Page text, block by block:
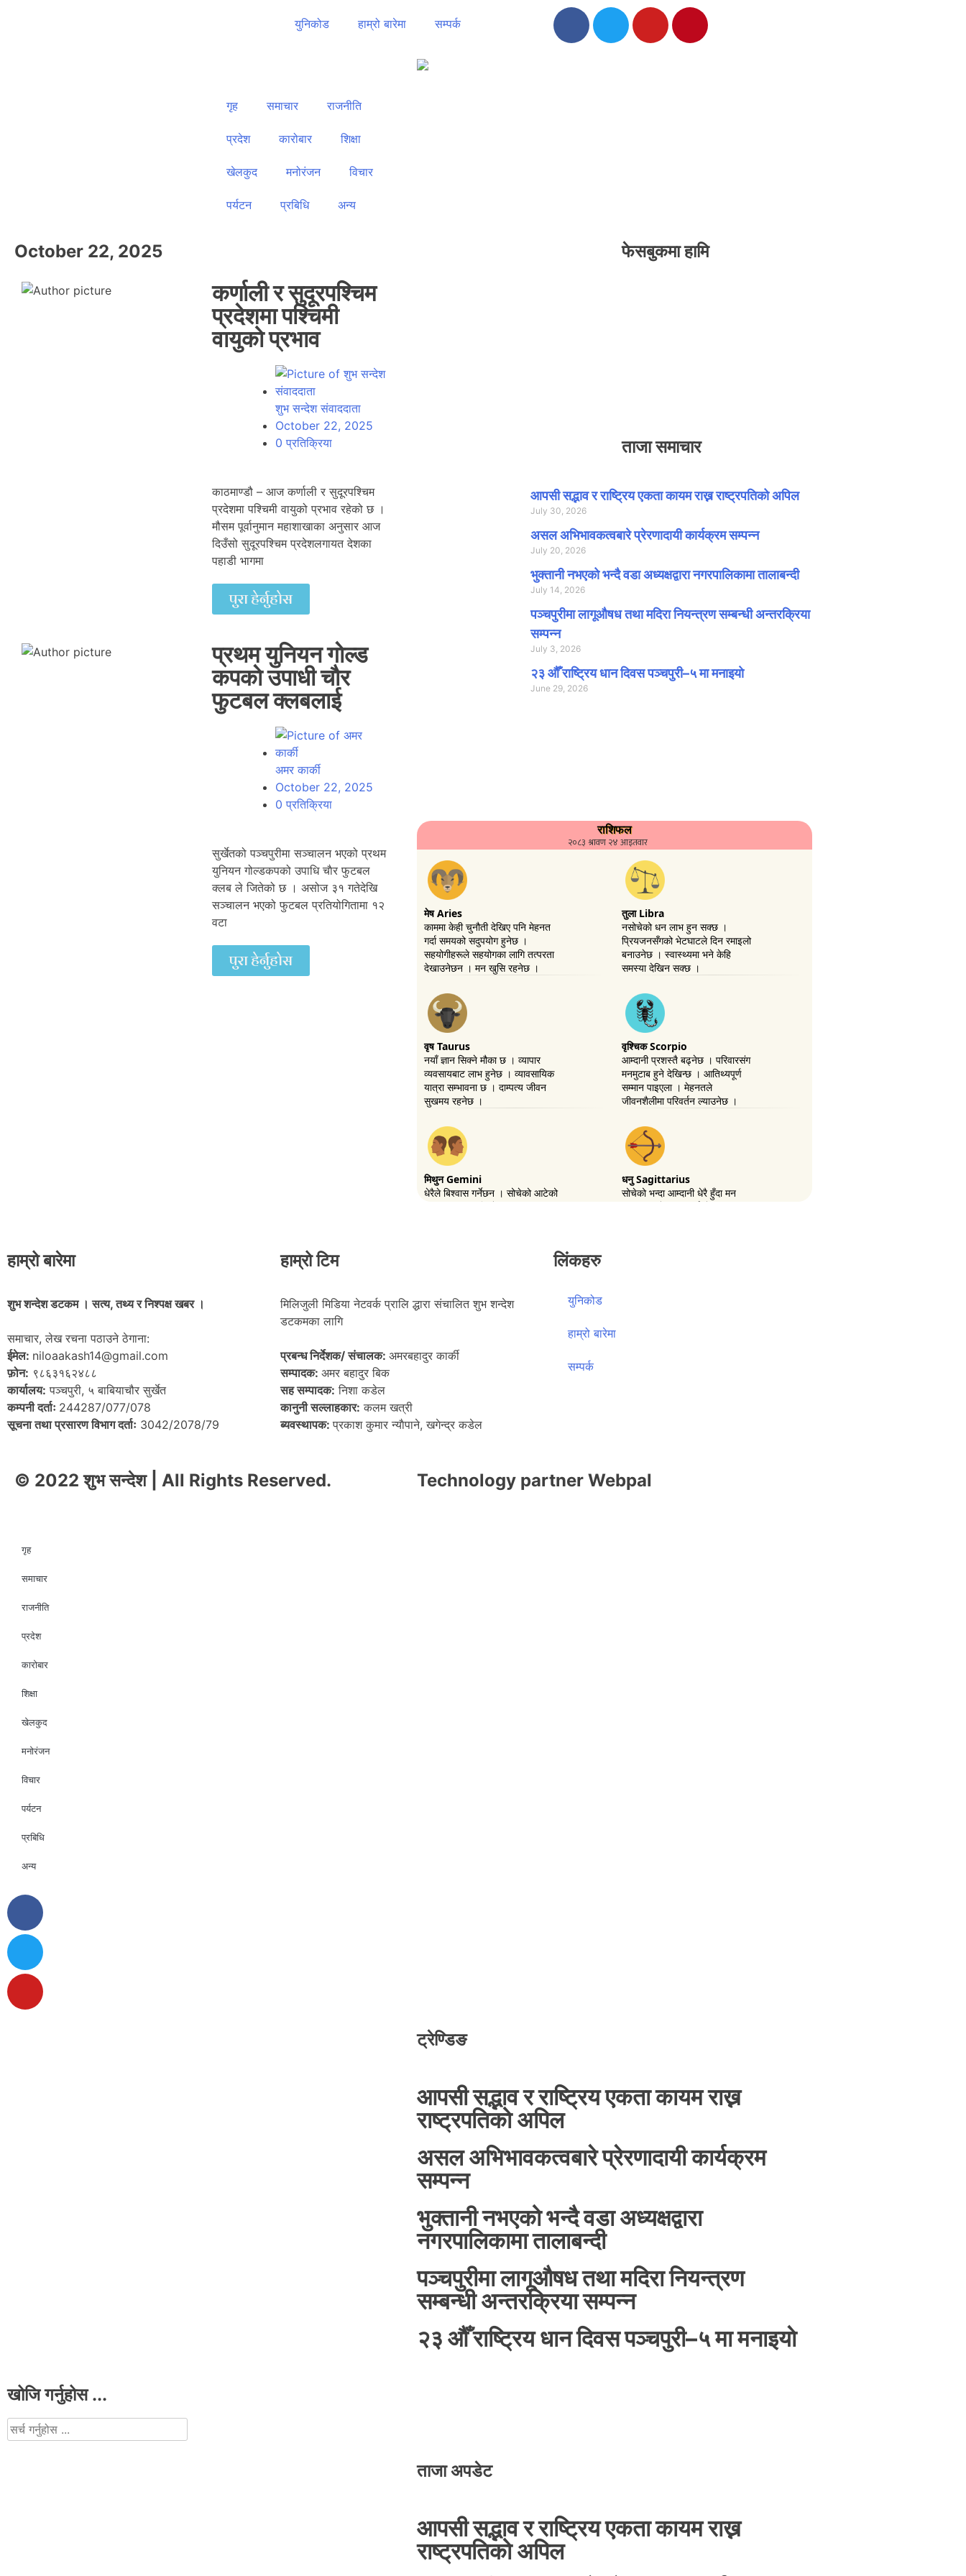
युनिकोड हाम्रो बारेमा सम्पर्क
गृह समाचार राजनीति
प्रदेश कारोबार शिक्षा
खेलकुद मनोरंजन विचार
पर्यटन प्रबिधि अन्य
October 22, 2025
कर्णाली र सुदूरपश्चिम
प्रदेशमा पश्चिमी
वायुको प्रभाव
शुभ सन्देश संवाददाता
October 22, 2025
0 प्रतिक्रिया
काठमाण्डौ – आज कर्णाली र सुदूरपश्चिम
प्रदेशमा पश्चिमी वायुको प्रभाव रहेको छ ।
मौसम पूर्वानुमान महाशाखाका अनुसार आज
दिउँसो सुदूरपश्चिम प्रदेशलगायत देशका
पहाडी भागमा
पुरा हेर्नुहोस
प्रथम युनियन गाेल्ड
कपकाे उपाधी चाैर
फुटबल क्लबलाई
अमर कार्की
October 22, 2025
0 प्रतिक्रिया
सुर्खेतको पञ्चपुरीमा सञ्चालन भएको प्रथम
युनियन गोल्डकपको उपाधि चाैर फुटबल
क्लब ले जितेको छ । असोज ३१ गतेदेखि
सञ्चालन भएको फुटबल प्रतियोगितामा १२
वटा
पुरा हेर्नुहोस
फेसबुकमा हामि
ताजा समाचार
आपसी सद्भाव र राष्ट्रिय एकता कायम राख्न राष्ट्रपतिको अपिल
July 30, 2026
असल अभिभावकत्वबारे प्रेरणादायी कार्यक्रम सम्पन्न
July 20, 2026
भुक्तानी नभएको भन्दै वडा अध्यक्षद्वारा नगरपालिकामा तालाबन्दी
July 14, 2026
पञ्चपुरीमा लागूऔषध तथा मदिरा नियन्त्रण सम्बन्धी अन्तरक्रिया
सम्पन्न
July 3, 2026
२३ औँ राष्ट्रिय धान दिवस पञ्चपुरी–५ मा मनाइयाे
June 29, 2026
हाम्रो बारेमा
शुभ शन्देश डटकम । सत्य, तथ्य र निश्पक्ष खबर ।
समाचार, लेख रचना पठाउने ठेगाना:
ईमेल: niloaakash14@gmail.com
फ़ोन: ९८६३१६२४८८
कार्यालय: पञ्चपुरी, ५ बाबियाचौर सुर्खेत
कम्पनी दर्ताः 244287/077/078
सूचना तथा प्रसारण विभाग दर्ताः 3042/2078/79
हाम्रो टिम
मिलिजुली मिडिया नेटवर्क प्रालि द्धारा संचालित शुभ शन्देश
डटकमका लागि
प्रबन्ध निर्देशक/ संचालक: अमरबहादुर कार्की
सम्पादक: अमर बहादुर बिक
सह सम्पादक: निशा कडेल
कानुनी सल्लाहकार: कलम खत्री
ब्यवस्थापक:प्रकाश कुमार न्याैपाने, खगेन्द्र कडेल
लिंकहरु
युनिकोड
हाम्रो बारेमा
सम्पर्क
© 2022 शुभ सन्देश | All Rights Reserved. Technology partner Webpal
गृह
समाचार
राजनीति
प्रदेश
कारोबार
शिक्षा
खेलकुद
मनोरंजन
विचार
पर्यटन
प्रबिधि
अन्य
ट्रेण्डिङ
आपसी सद्भाव र राष्ट्रिय एकता कायम राख्न
राष्ट्रपतिको अपिल
असल अभिभावकत्वबारे प्रेरणादायी कार्यक्रम
सम्पन्न
भुक्तानी नभएको भन्दै वडा अध्यक्षद्वारा
नगरपालिकामा तालाबन्दी
पञ्चपुरीमा लागूऔषध तथा मदिरा नियन्त्रण
सम्बन्धी अन्तरक्रिया सम्पन्न
२३ औँ राष्ट्रिय धान दिवस पञ्चपुरी–५ मा मनाइयाे
खोजि गर्नुहोस ...
ताजा अपडेट
आपसी सद्भाव र राष्ट्रिय एकता कायम राख्न
राष्ट्रपतिको अपिल